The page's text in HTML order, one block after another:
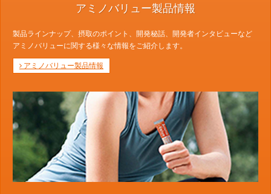
アミノバリュー製品情報
製品ラインナップ、摂取のポイント、開発秘話、開発者インタビューなど
アミノバリューに関する様々な情報をご紹介します。
アミノバリュー製品情報